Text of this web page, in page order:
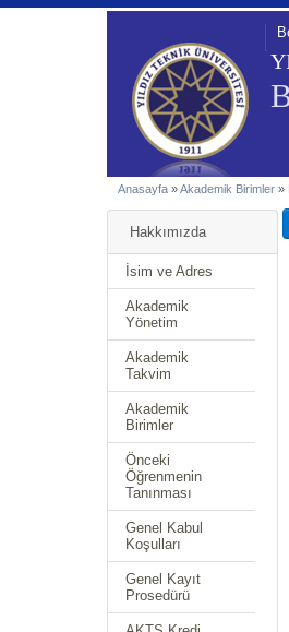
Anasayfa »Akademik Birimler »
Hakkımızda
İsim ve Adres
Akademik
Yönetim
Akademik
Takvim
Akademik
Birimler
Önceki
Öğrenmenin
Tanınması
Genel Kabul
Koşulları
Genel Kayıt
Prosedürü